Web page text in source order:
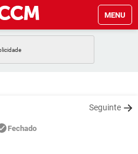
MENU
GMAIL
WHATSAPP
Seguinte
Fechado